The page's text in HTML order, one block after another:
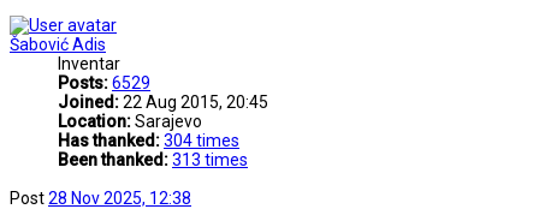
Šabović Adis
Inventar
Posts:6529
Joined:22 Aug 2015, 20:45
Location:Sarajevo
Has thanked:304 times
Been thanked:313 times
Post28 Nov 2025, 12:38